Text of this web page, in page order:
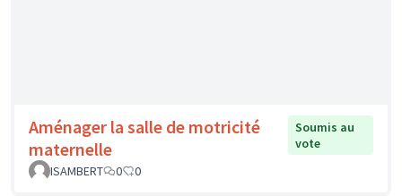
Bienvenue à la bibliothèque!